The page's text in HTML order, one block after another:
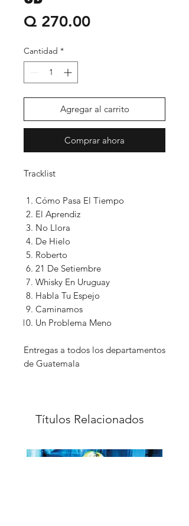
Q 270.00Precio
Cantidad *
Agregar al carrito
Comprar ahora
Tracklist
Cómo Pasa El Tiempo
El Aprendiz
No Llora
De Hielo
Roberto
21 De Setiembre
Whisky En Uruguay
Habla Tu Espejo
Caminamos
Un Problema Meno
Entregas a todos los departamentos
de Guatemala
Títulos Relacionados